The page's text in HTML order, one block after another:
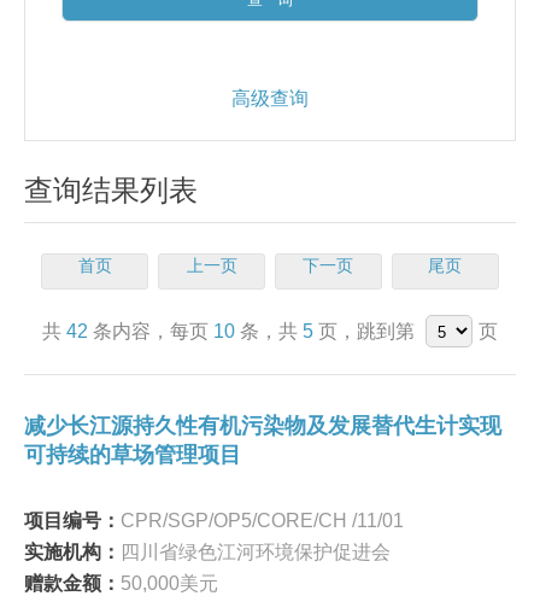
高级查询
查询结果列表
首页 上一页 下一页 尾页
共 42 条内容，每页 10 条，共 5 页，跳到第 页
减少长江源持久性有机污染物及发展替代生计实现
可持续的草场管理项目
项目编号： CPR/SGP/OP5/CORE/CH /11/01
实施机构： 四川省绿色江河环境保护促进会
赠款金额： 50,000美元